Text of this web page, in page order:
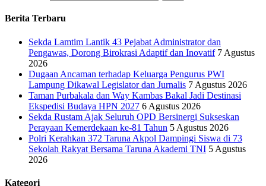
Berita Terbaru
Sekda Lamtim Lantik 43 Pejabat Administrator dan
Pengawas, Dorong Birokrasi Adaptif dan Inovatif 7 Agustus
2026
Dugaan Ancaman terhadap Keluarga Pengurus PWI
Lampung Dikawal Legislator dan Jurnalis 7 Agustus 2026
Taman Purbakala dan Way Kambas Bakal Jadi Destinasi
Ekspedisi Budaya HPN 2027 6 Agustus 2026
Sekda Rustam Ajak Seluruh OPD Bersinergi Sukseskan
Perayaan Kemerdekaan ke-81 Tahun 5 Agustus 2026
Polri Kerahkan 372 Taruna Akpol Dampingi Siswa di 73
Sekolah Rakyat Bersama Taruna Akademi TNI 5 Agustus
2026
Kategori